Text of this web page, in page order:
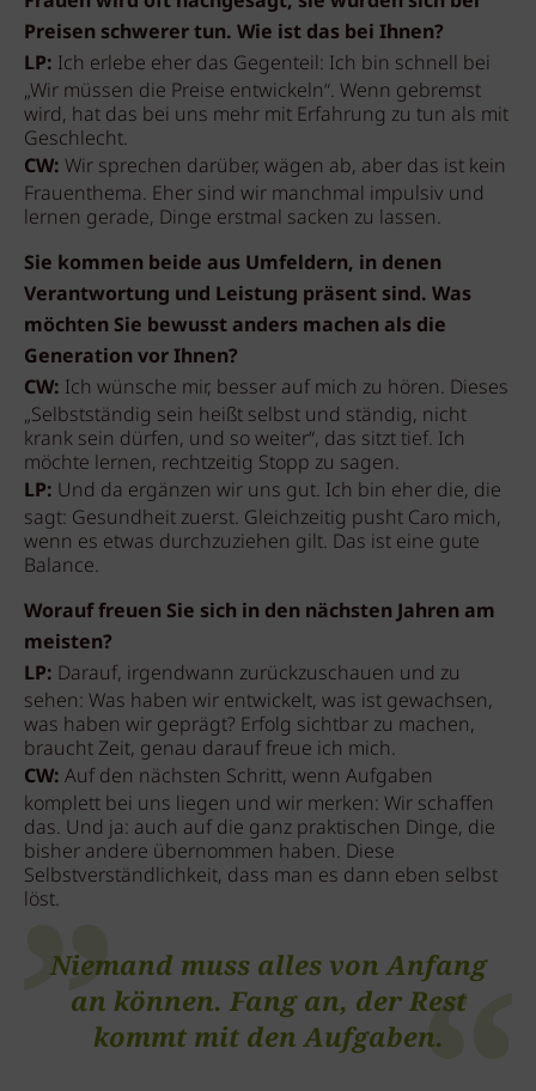
Preisen schwerer tun. Wie ist das bei Ihnen?
LP: Ich erlebe eher das Gegenteil: Ich bin schnell bei
„Wir müssen die Preise entwickeln“. Wenn gebremst
wird, hat das bei uns mehr mit Erfahrung zu tun als mit
Geschlecht.
CW: Wir sprechen darüber, wägen ab, aber das ist kein
Frauenthema. Eher sind wir manchmal impulsiv und
lernen gerade, Dinge erstmal sacken zu lassen.
Sie kommen beide aus Umfeldern, in denen
Verantwortung und Leistung präsent sind. Was
möchten Sie bewusst anders machen als die
Generation vor Ihnen?
CW: Ich wünsche mir, besser auf mich zu hören. Dieses
„Selbstständig sein heißt selbst und ständig, nicht
krank sein dürfen, und so weiter“, das sitzt tief. Ich
möchte lernen, rechtzeitig Stopp zu sagen.
LP: Und da ergänzen wir uns gut. Ich bin eher die, die
sagt: Gesundheit zuerst. Gleichzeitig pusht Caro mich,
wenn es etwas durchzuziehen gilt. Das ist eine gute
Balance.
Worauf freuen Sie sich in den nächsten Jahren am
meisten?
LP: Darauf, irgendwann zurückzuschauen und zu
sehen: Was haben wir entwickelt, was ist gewachsen,
was haben wir geprägt? Erfolg sichtbar zu machen,
braucht Zeit, genau darauf freue ich mich.
CW: Auf den nächsten Schritt, wenn Aufgaben
komplett bei uns liegen und wir merken: Wir schaffen
das. Und ja: auch auf die ganz praktischen Dinge, die
bisher andere übernommen haben. Diese
Selbstverständlichkeit, dass man es dann eben selbst
löst.
Niemand muss alles von Anfang
an können. Fang an, der Rest
kommt mit den Aufgaben.